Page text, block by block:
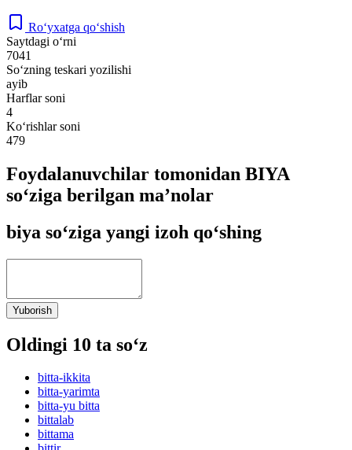
Ro‘yxatga qo‘shish
Saytdagi o‘rni
7041
So‘zning teskari yozilishi
ayib
Harflar soni
4
Ko‘rishlar soni
479
Foydalanuvchilar tomonidan BIYA
so‘ziga berilgan ma’nolar
biya so‘ziga yangi izoh qo‘shing
Yuborish
Oldingi 10 ta so‘z
bitta-ikkita
bitta-yarimta
bitta-yu bitta
bittalab
bittama